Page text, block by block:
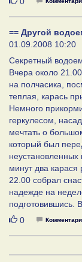
== Другой
01.09.2008 10:20
Секретный
Вчера около
на полчасика,
теплая, карась
Немного
геркулесом,
мечтать о
который был
неустановленных
минут два
22.00 собрал
надежде на
подготовившись.
Нравится
0